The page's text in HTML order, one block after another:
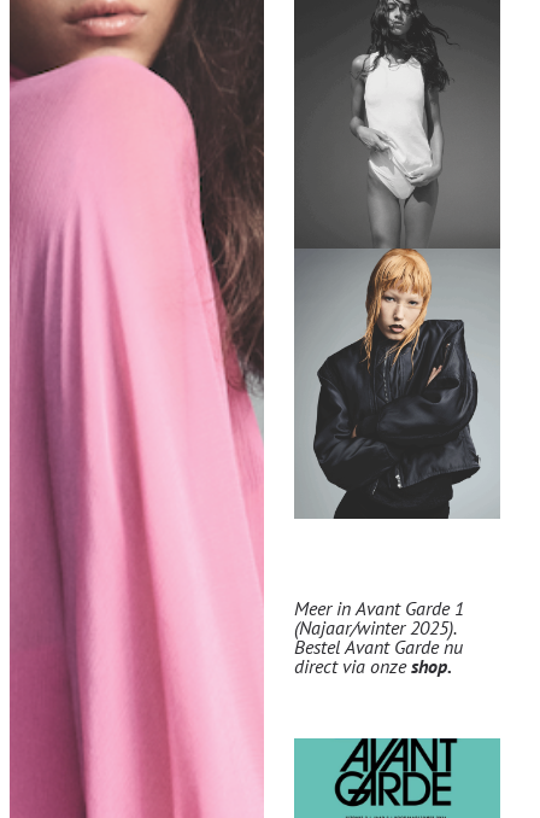
Meer in Avant Garde 1
(Najaar/winter 2025).
Bestel Avant Garde nu
direct via onzeshop.